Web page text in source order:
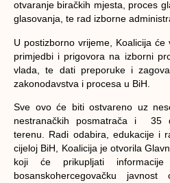
otvaranje biračkih mjesta, proces
glasovanja, te rad izborne
U postizborno vrijeme, Koalicija
primjedbi i prigovora na izborni
vlada, te dati preporuke i
zakonodavstva i procesa u BiH.
Sve ovo će biti ostvareno uz
nestranačkih posmatrača i 35
terenu. Radi odabira, edukacije i
cijeloj BiH, Koalicija je otvorila
koji će prikupljati
bosanskohercegovačku